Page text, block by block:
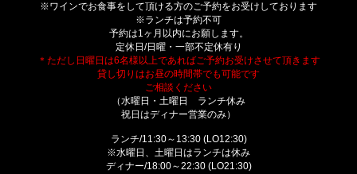
※ワインでお食事をして頂ける方のご予約をお受けしております
※ランチは予約不可
予約は1ヶ月以内にお願します。
定休日/日曜・一部不定休有り
＊ただし日曜日は6名様以上であればご予約お受けさせて頂きます
貸し切りはお昼の時間帯でも可能です
ご相談ください
（水曜日・土曜日 ランチ休み
祝日はディナー営業のみ）
ランチ/11:30～13:30 (LO12:30)
※水曜日、土曜日はランチは休み
ディナー/18:00～22:30 (LO21:30)